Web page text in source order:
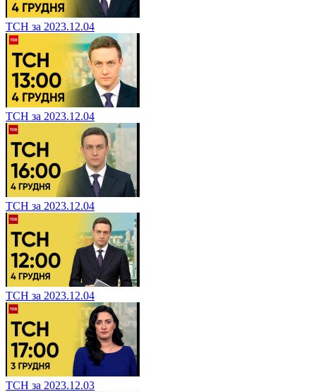
ТСН за 2023.12.04
ТСН за 2023.12.04
ТСН за 2023.12.04
ТСН за 2023.12.04
ТСН за 2023.12.03